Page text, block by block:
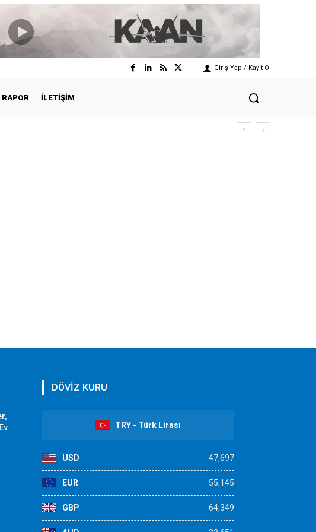
Giriş Yap / Kayıt Ol
İLETIŞIM
DÖVİZ KURU
TRY - Türk Lirası
USD 47,697
EUR 55,145
GBP 64,349